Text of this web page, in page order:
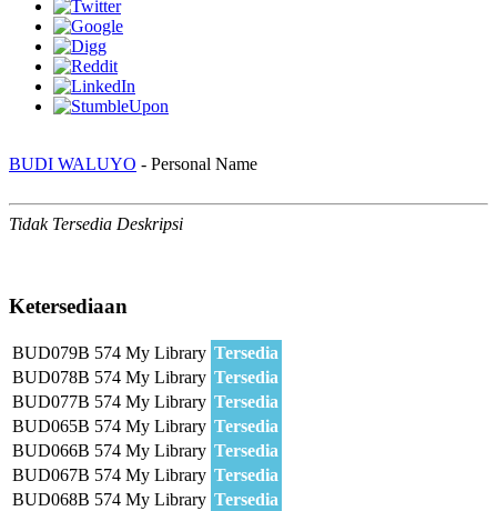
BUDI WALUYO - Personal Name
Tidak Tersedia Deskripsi
Ketersediaan
BUD079B 574 My Library Tersedia
BUD078B 574 My Library Tersedia
BUD077B 574 My Library Tersedia
BUD065B 574 My Library Tersedia
BUD066B 574 My Library Tersedia
BUD067B 574 My Library Tersedia
BUD068B 574 My Library Tersedia